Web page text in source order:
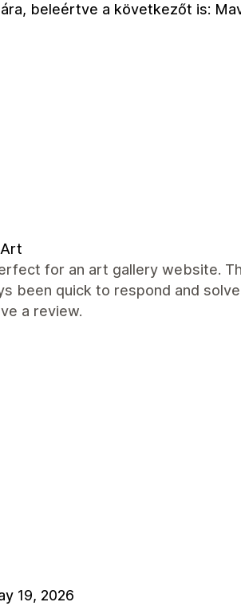
beleértve a következőt is:
for an art gallery website.
been quick to respond and
a review.
19, 2026